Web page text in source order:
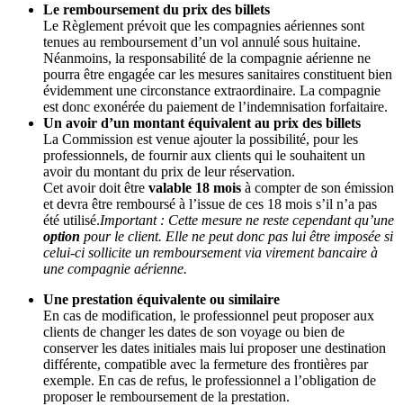
Le remboursement du prix des billets
Le Règlement prévoit que les compagnies aériennes sont
tenues au remboursement d’un vol annulé sous huitaine.
Néanmoins, la responsabilité de la compagnie aérienne ne
pourra être engagée car les mesures sanitaires constituent bien
évidemment une circonstance extraordinaire. La compagnie
est donc exonérée du paiement de l’indemnisation forfaitaire.
Un avoir d’un montant équivalent au prix des billets
La Commission est venue ajouter la possibilité, pour les
professionnels, de fournir aux clients qui le souhaitent un
avoir du montant du prix de leur réservation.
Cet avoir doit être valable 18 mois à compter de son émission
et devra être remboursé à l’issue de ces 18 mois s’il n’a pas
été utilisé.Important : Cette mesure ne reste cependant qu’une
option pour le client. Elle ne peut donc pas lui être imposée si
celui-ci sollicite un remboursement via virement bancaire à
une compagnie aérienne.
Une prestation équivalente ou similaire
En cas de modification, le professionnel peut proposer aux
clients de changer les dates de son voyage ou bien de
conserver les dates initiales mais lui proposer une destination
différente, compatible avec la fermeture des frontières par
exemple. En cas de refus, le professionnel a l’obligation de
proposer le remboursement de la prestation.